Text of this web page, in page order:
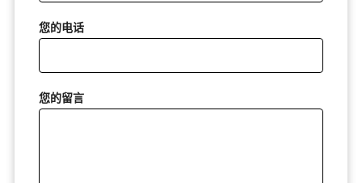
您的电话
您的留言